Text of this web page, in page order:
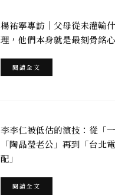
楊祐寧專訪｜父母從未灌輸
理，他們本身就是最刻骨銘
閱讀全文
李李仁被低估的演技：從「
「陶晶瑩老公」再到「台北
配」
閱讀全文